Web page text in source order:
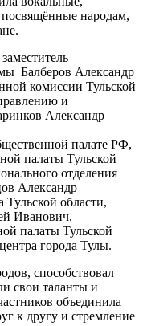
народам,
Балберов Александр
комиссии Тульской
и
Александр
палате РФ,
палаты Тульской
отделения
Александр
области,
Иванович,
палаты Тульской
города Тулы.
способствовал
свои таланты и
объединила
к другу и стремление